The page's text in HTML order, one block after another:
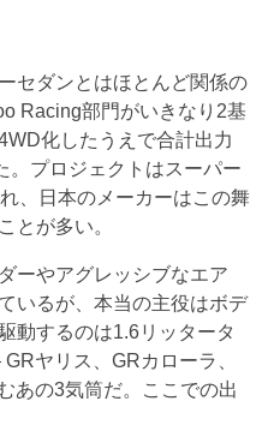
セダンとはほとんど関係の
Racing部門がいきなり2基
化したうえで合計出力
。プロジェクトはスーパー
、日本のメーカーはこの舞
とが多い。
ーやアグレッシブなエア
いるが、本当の主役はボデ
動するのは1.6リッタータ
ヤリス、GRカローラ、
あの3気筒だ。ここでの出